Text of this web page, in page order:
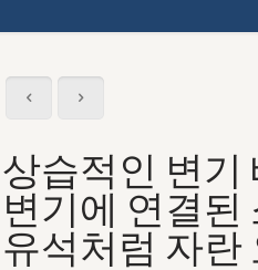
상습적인 변기
변기에 연결된
유석처럼 자란